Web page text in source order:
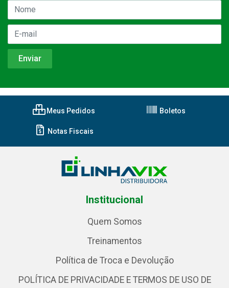
Meus Pedidos Boletos
Notas Fiscais
Institucional
Quem Somos
Treinamentos
Política de Troca e Devolução
POLÍTICA DE PRIVACIDADE E TERMOS DE USO DE